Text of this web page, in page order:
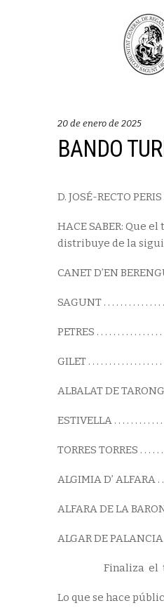
20 de enero de 2025
BANDO
D. JOSÉ-RECTO
HACE SABER: Que
distribuye de la
CANET D’EN
SAGUNT . . . . . . . . . . . .
PETRES . . . . . . . . . . . . .
GILET . . . . . . . . . . . . . .
ALBALAT DE
ESTIVELLA . . . . . . . . . .
TORRES TORRES . . . .
ALGIMIA D’ ALFARA .
ALFARA DE LA
ALGAR DE PALANCIA
Finaliza el turno
Lo que se hace